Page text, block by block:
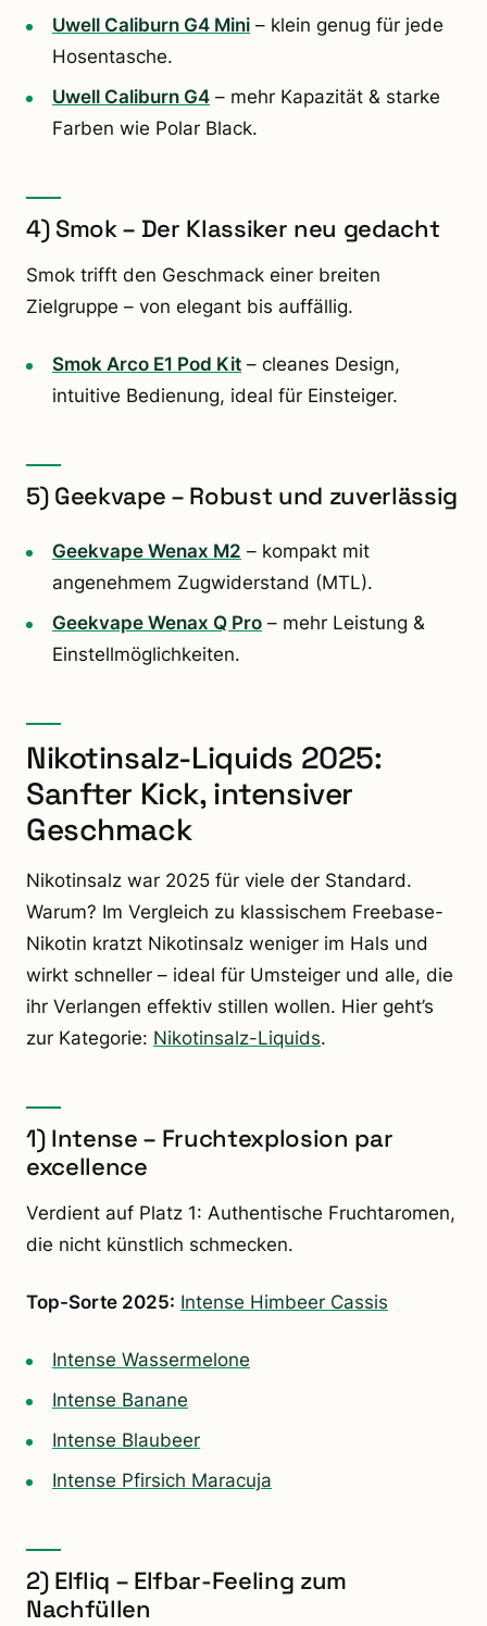
Uwell Caliburn G4 Mini – klein genug für jede
Hosentasche.
Uwell Caliburn G4 – mehr Kapazität & starke
Farben wie Polar Black.
4) Smok – Der Klassiker neu gedacht
Smok trifft den Geschmack einer breiten
Zielgruppe – von elegant bis auffällig.
Smok Arco E1 Pod Kit – cleanes Design,
intuitive Bedienung, ideal für Einsteiger.
5) Geekvape – Robust und zuverlässig
Geekvape Wenax M2 – kompakt mit
angenehmem Zugwiderstand (MTL).
Geekvape Wenax Q Pro – mehr Leistung &
Einstellmöglichkeiten.
Nikotinsalz-Liquids 2025:
Sanfter Kick, intensiver
Geschmack
Nikotinsalz war 2025 für viele der Standard.
Warum? Im Vergleich zu klassischem Freebase-
Nikotin kratzt Nikotinsalz weniger im Hals und
wirkt schneller – ideal für Umsteiger und alle, die
ihr Verlangen effektiv stillen wollen. Hier geht’s
zur Kategorie: Nikotinsalz-Liquids.
1) Intense – Fruchtexplosion par
excellence
Verdient auf Platz 1: Authentische Fruchtaromen,
die nicht künstlich schmecken.
Top-Sorte 2025: Intense Himbeer Cassis
Intense Wassermelone
Intense Banane
Intense Blaubeer
Intense Pfirsich Maracuja
2) Elfliq – Elfbar-Feeling zum
Nachfüllen